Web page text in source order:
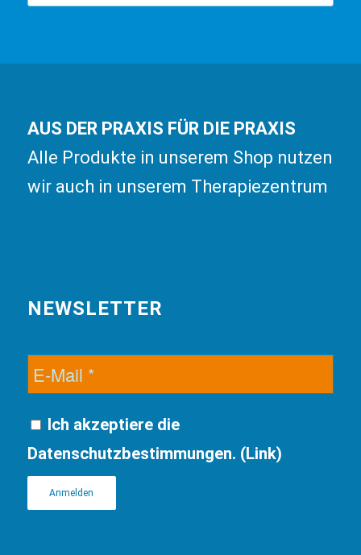
AUS DER PRAXIS FÜR DIE PRAXIS
Alle Produkte in unserem Shop nutzen
wir auch in unserem Therapiezentrum
NEWSLETTER
Ich akzeptiere die
Datenschutzbestimmungen. (Link)